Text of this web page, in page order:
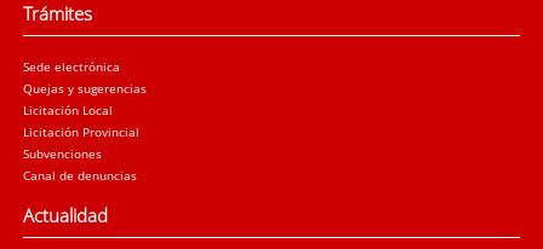
Trámites
Sede electrónica
Quejas y sugerencias
Licitación Local
Licitación Provincial
Subvenciones
Canal de denuncias
Actualidad